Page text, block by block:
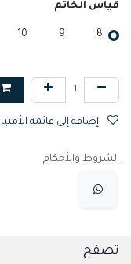
قياس الخاتم
8
9
10
الشروط والأحكام
تصفح